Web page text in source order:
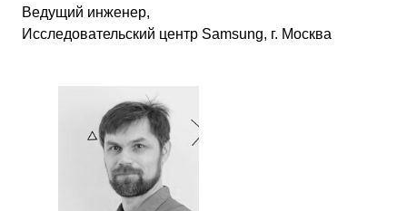
Ведущий инженер,
Исследовательский центр Samsung, г. Москва